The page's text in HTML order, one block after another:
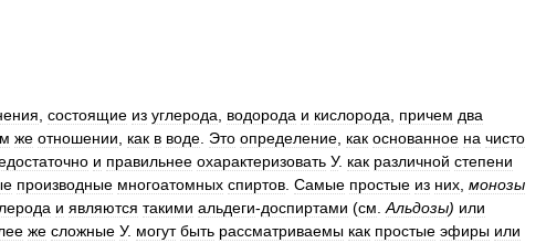
состоящие из углерода водорода и кислорода причем два
же отношении как в воде Это определение как основанное на чисто
и правильнее охарактеризовать У. как различной степени
производные многоатомных спиртов Самые простые из них монозы
и являются такими альдеги-доспиртами (см Альдозы) или
же сложные У. могут быть рассматриваемы как простые эфиры или